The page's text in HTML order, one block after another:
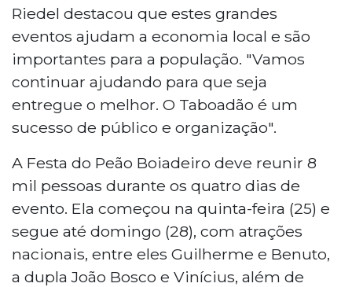
Riedel destacou que estes grandes
eventos ajudam a economia local e são
importantes para a população. "Vamos
continuar ajudando para que seja
entregue o melhor. O Taboadão é um
sucesso de público e organização".
A Festa do Peão Boiadeiro deve reunir 8
mil pessoas durante os quatro dias de
evento. Ela começou na quinta-feira (25) e
segue até domingo (28), com atrações
nacionais, entre eles Guilherme e Benuto,
a dupla João Bosco e Vinícius, além de